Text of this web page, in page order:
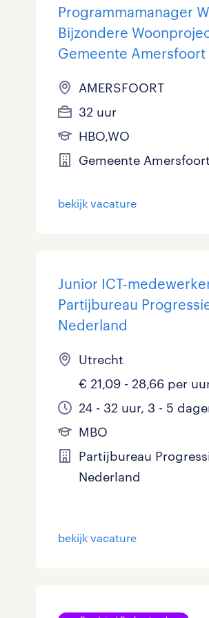
Programmamanager
Bijzondere
Gemeente Amersfoort
AMERSFOORT
32 uur
HBO,WO
Gemeente Amersfoort
bekijk vacature
Junior ICT-
Partijbureau
Nederland
Utrecht
€ 21,09 - 28,66 per
24 - 32 uur, 3 - 5
MBO
Partijbureau
Nederland
bekijk vacature